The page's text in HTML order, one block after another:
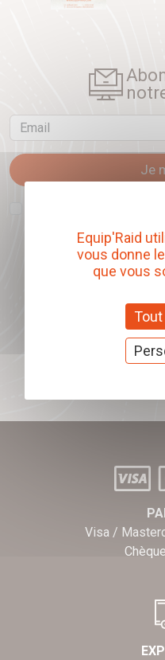
Email
Je
proposés. Ce choix est
mon inscription.
J'offre des
Visa /
Equip'Raid
vous donne
que vous